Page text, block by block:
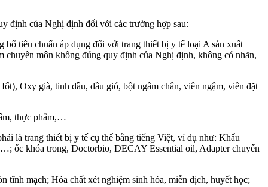
định của Nghị định đối với các trường hợp sau:
bố tiêu chuẩn áp dụng đối với trang thiết bị y tế loại A sản xuất
môn không đúng quy định của Nghị định, không có nhãn,
Oxy già, tinh dầu, dầu gió, bột ngâm chân, viên ngậm, viên đặt
thực phẩm,…
là trang thiết bị y tế cụ thể bằng tiếng Việt, ví dụ như: Khẩu
ốc khóa trong, Doctorbio, DECAY Essential oil, Adapter chuyển
mạch; Hóa chất xét nghiệm sinh hóa, miễn dịch, huyết học;